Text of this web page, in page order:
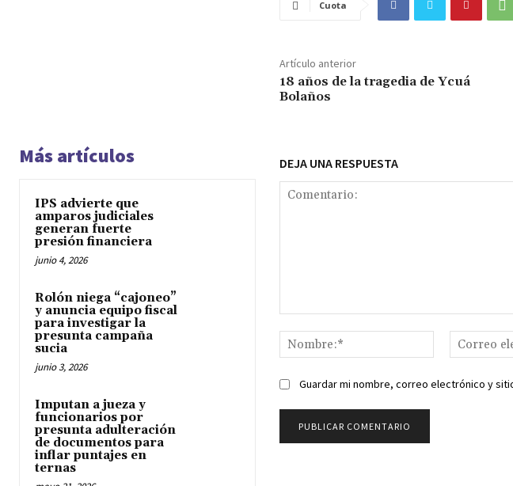
Cuota
Artículo anterior
18 años de la tragedia de Ycuá
Bolaños
Más artículos
IPS advierte que
amparos judiciales
generan fuerte
presión financiera
junio 4, 2026
Rolón niega “cajoneo”
y anuncia equipo fiscal
para investigar la
presunta campaña
sucia
junio 3, 2026
Imputan a jueza y
funcionarios por
presunta adulteración
de documentos para
inflar puntajes en
ternas
DEJA UNA RESPUESTA
Nombre:*
Guardar mi nombre, correo electrónico y